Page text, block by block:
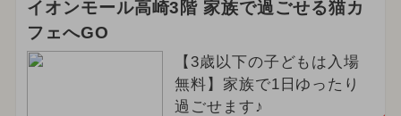
イオンモール高崎3階 家族で過ごせる猫カ
フェへGO
【3歳以下の子どもは入場
無料】家族で1日ゆったり
過ごせます♪